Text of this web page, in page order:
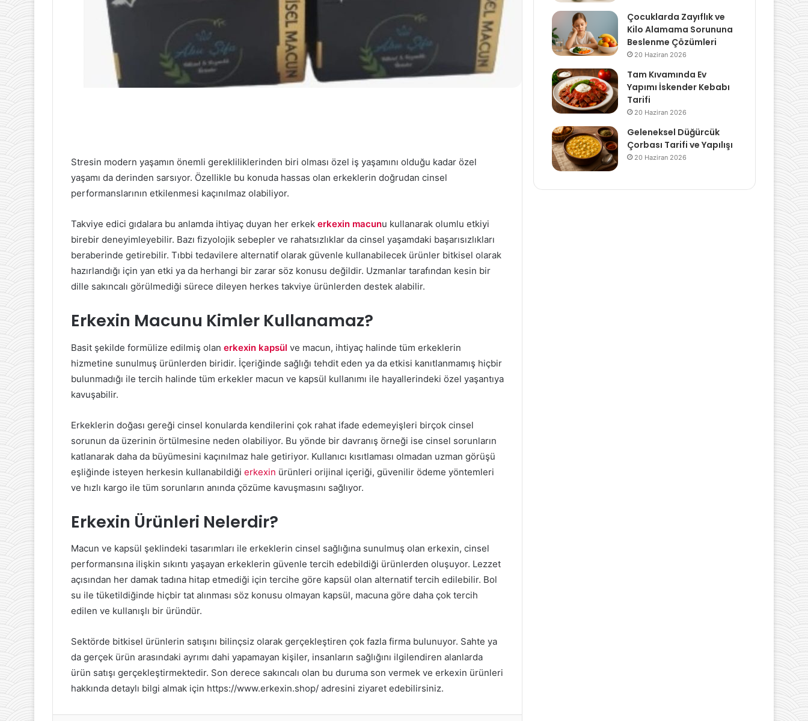
Stresin modern yaşamın önemli gerekliliklerinden biri olması özel iş yaşamını olduğu kadar özel
yaşamı da derinden sarsıyor. Özellikle bu konuda hassas olan erkeklerin doğrudan cinsel
performanslarının etkilenmesi kaçınılmaz olabiliyor.
Takviye edici gıdalara bu anlamda ihtiyaç duyan her erkek erkexin macunu kullanarak olumlu etkiyi
birebir deneyimleyebilir. Bazı fizyolojik sebepler ve rahatsızlıklar da cinsel yaşamdaki başarısızlıkları
beraberinde getirebilir. Tıbbi tedavilere alternatif olarak güvenle kullanabilecek ürünler bitkisel olarak
hazırlandığı için yan etki ya da herhangi bir zarar söz konusu değildir. Uzmanlar tarafından kesin bir
dille sakıncalı görülmediği sürece dileyen herkes takviye ürünlerden destek alabilir.
Erkexin Macunu Kimler Kullanamaz?
Basit şekilde formülize edilmiş olan erkexin kapsül ve macun, ihtiyaç halinde tüm erkeklerin
hizmetine sunulmuş ürünlerden biridir. İçeriğinde sağlığı tehdit eden ya da etkisi kanıtlanmamış hiçbir
bulunmadığı ile tercih halinde tüm erkekler macun ve kapsül kullanımı ile hayallerindeki özel yaşantıya
kavuşabilir.
Erkeklerin doğası gereği cinsel konularda kendilerini çok rahat ifade edemeyişleri birçok cinsel
sorunun da üzerinin örtülmesine neden olabiliyor. Bu yönde bir davranış örneği ise cinsel sorunların
katlanarak daha da büyümesini kaçınılmaz hale getiriyor. Kullanıcı kısıtlaması olmadan uzman görüşü
eşliğinde isteyen herkesin kullanabildiği erkexin ürünleri orijinal içeriği, güvenilir ödeme yöntemleri
ve hızlı kargo ile tüm sorunların anında çözüme kavuşmasını sağlıyor.
Erkexin Ürünleri Nelerdir?
Macun ve kapsül şeklindeki tasarımları ile erkeklerin cinsel sağlığına sunulmuş olan erkexin, cinsel
performansına ilişkin sıkıntı yaşayan erkeklerin güvenle tercih edebildiği ürünlerden oluşuyor. Lezzet
açısından her damak tadına hitap etmediği için tercihe göre kapsül olan alternatif tercih edilebilir. Bol
su ile tüketildiğinde hiçbir tat alınması söz konusu olmayan kapsül, macuna göre daha çok tercih
edilen ve kullanışlı bir üründür.
Sektörde bitkisel ürünlerin satışını bilinçsiz olarak gerçekleştiren çok fazla firma bulunuyor. Sahte ya
da gerçek ürün arasındaki ayrımı dahi yapamayan kişiler, insanların sağlığını ilgilendiren alanlarda
ürün satışı gerçekleştirmektedir. Son derece sakıncalı olan bu duruma son vermek ve erkexin ürünleri
hakkında detaylı bilgi almak için https://www.erkexin.shop/ adresini ziyaret edebilirsiniz.
Çocuklarda Zayıflık ve
Kilo Alamama Sorununa
Beslenme Çözümleri
20 Haziran 2026
Tam Kıvamında Ev
Yapımı İskender Kebabı
Tarifi
20 Haziran 2026
Geleneksel Düğürcük
Çorbası Tarifi ve Yapılışı
20 Haziran 2026